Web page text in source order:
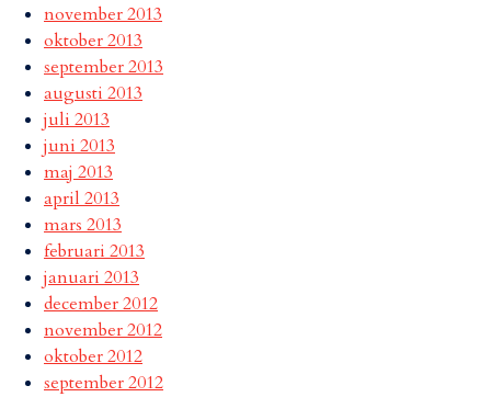
november 2013
oktober 2013
september 2013
augusti 2013
juli 2013
juni 2013
maj 2013
april 2013
mars 2013
februari 2013
januari 2013
december 2012
november 2012
oktober 2012
september 2012